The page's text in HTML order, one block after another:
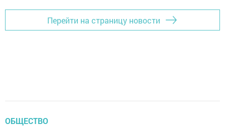
Перейти на страницу новости
ОБЩЕСТВО